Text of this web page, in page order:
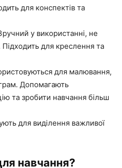
для конспектів та
у використанні, не
для креслення та
для малювання,
Допомагають
та зробити навчання більш
для виділення важливої
навчання?